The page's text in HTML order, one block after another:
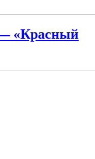
«Красный